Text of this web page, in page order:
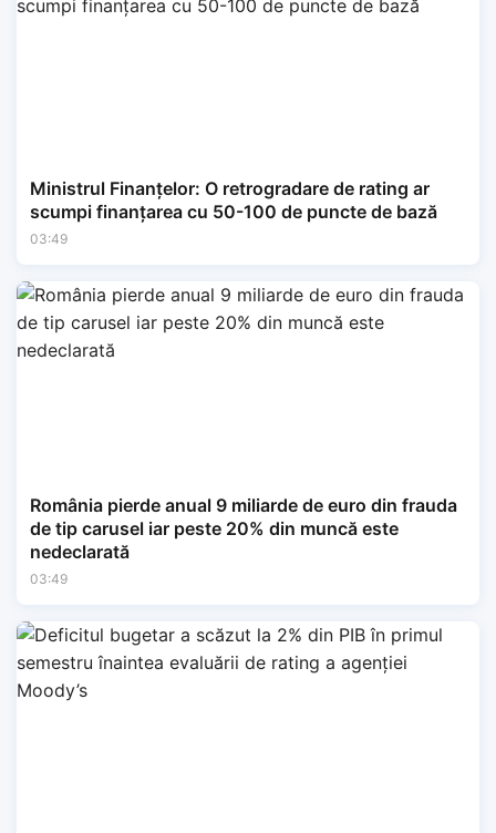
Ministrul Finanțelor: O retrogradare de rating ar
scumpi finanțarea cu 50-100 de puncte de bază
03:49
România pierde anual 9 miliarde de euro din frauda
de tip carusel iar peste 20% din muncă este
nedeclarată
03:49